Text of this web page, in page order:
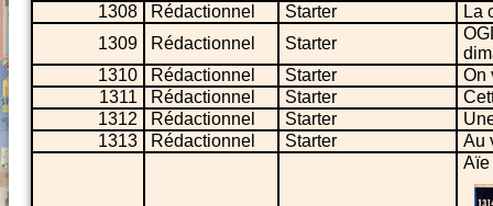
1308
Rédactionnel Starter
La
1309
Rédactionnel Starter
1310
Rédactionnel Starter
On
1311
Rédactionnel Starter
1312
Rédactionnel Starter
1313
Rédactionnel Starter Au
Aïe